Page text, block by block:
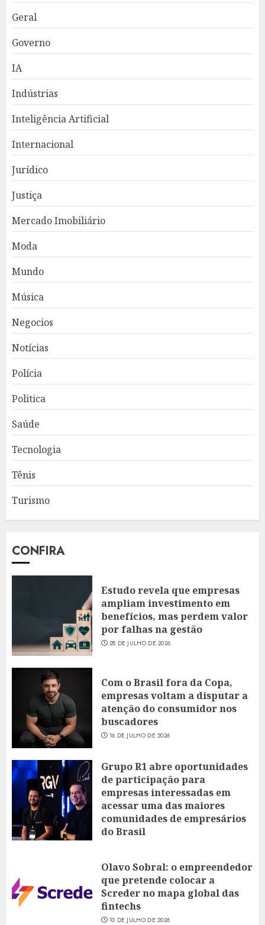
Geral
Governo
IA
Indústrias
Inteligência Artificial
Internacional
Jurídico
Justiça
Mercado Imobiliário
Moda
Mundo
Música
Negocios
Notícias
Polícia
Politica
Saúde
Tecnologia
Tênis
Turismo
CONFIRA
Estudo revela que empresas
ampliam investimento em
benefícios, mas perdem valor
por falhas na gestão
28 DE JULHO DE 2026
Com o Brasil fora da Copa,
empresas voltam a disputar a
atenção do consumidor nos
buscadores
16 DE JULHO DE 2026
Grupo R1 abre oportunidades
de participação para
empresas interessadas em
acessar uma das maiores
comunidades de empresários
do Brasil
Olavo Sobral: o empreendedor
que pretende colocar a
Screder no mapa global das
fintechs
10 DE JULHO DE 2026